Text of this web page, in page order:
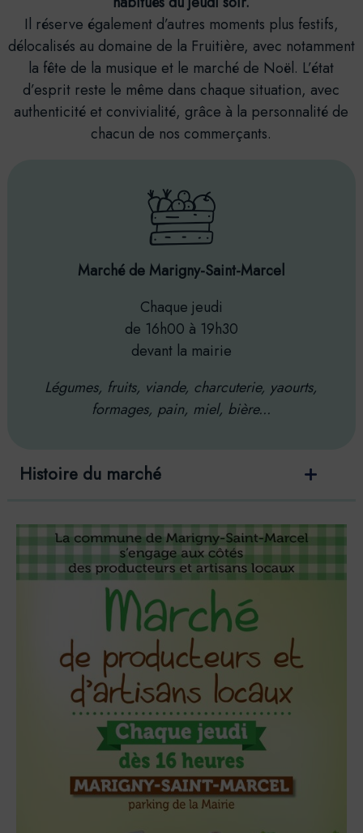
Il réserve également d’autres moments plus festifs,
délocalisés au domaine de la Fruitière, avec notamment
la fête de la musique et le marché de Noël. L’état
d’esprit reste le même dans chaque situation, avec
authenticité et convivialité, grâce à la personnalité de
chacun de nos commerçants.
Marché de Marigny-Saint-Marcel
Chaque jeudi
de 16h00 à 19h30
devant la mairie
Légumes, fruits, viande, charcuterie, yaourts,
formages, pain, miel, bière...
Histoire du marché